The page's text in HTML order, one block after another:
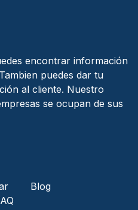
encontrar información
puedes dar tu
al cliente. Nuestro
se ocupan de sus
Blog